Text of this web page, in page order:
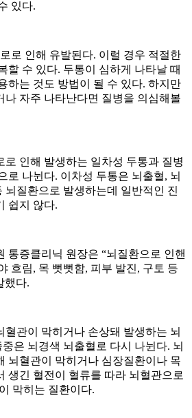
있다.
로 인해 유발된다. 이럴 경우 적절한
할 수 있다. 두통이 심하게 나타날 때
하는 것도 방법이 될 수 있다. 하지만
나 자주 나타난다면 질병을 의심해볼
로 인해 발생하는 일차성 두통과 질병
로 나뉜다. 이차성 두통은 뇌출혈, 뇌
뇌질환으로 발생하는데 일반적인 진
쉽지 않다.
통증클리닉 원장은 “뇌질환으로 인핸
흐림, 목 뻣뻣함, 피부 발진, 구토 등
했다.
관이 막히거나 손상돼 발생하는 뇌
은 뇌경색 뇌출혈로 다시 나뉜다. 뇌
뇌혈관이 막히거나 심장질환이나 목
생긴 혈전이 혈류를 따라 뇌혈관으로
막히는 질환이다.